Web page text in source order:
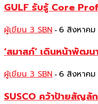
GULF รับรู้ Core
ผู้เขียน 3 SBN - 6 สิงหาค
‘สมาสภ์’ เดินหน้าพัฒ
ผู้เขียน 3 SBN - 6 สิงหาค
SUSCO คว้าป้ายสัญลั